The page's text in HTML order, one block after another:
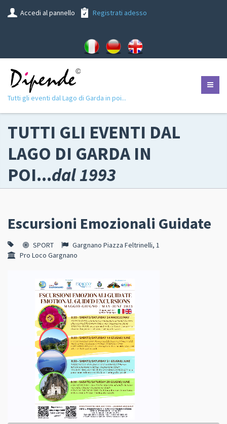
Accedi al pannello Registrati adesso
Tutti gli eventi dal Lago di Garda in poi...
TUTTI GLI EVENTI DAL
LAGO DI GARDA IN
POI...dal 1993
Escursioni Emozionali Guidate
SPORT
Gargnano Piazza Feltrinelli, 1
Pro Loco Gargnano